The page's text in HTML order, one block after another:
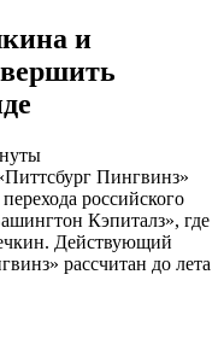
и
Пингвинз»
российского
Кэпиталз», где
Действующий
рассчитан до лета